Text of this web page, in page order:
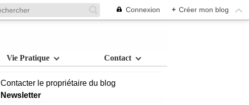
Connexion + Créer mon blog
Vie Pratique Contact
Contacter le propriétaire du blog
Newsletter